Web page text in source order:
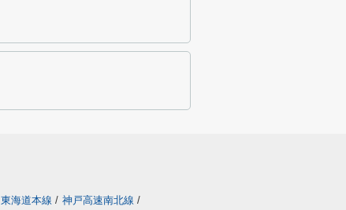
東海道本線 / 神戸高速南北線 /